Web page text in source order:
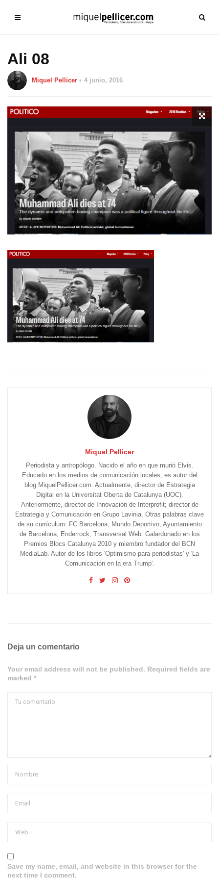
Ali 08
Miquel Pellicer 4 junio, 2016
Miquel Pellicer
Periodista y antropólogo. Nacido el año en que murió Elvis.
Educado en los medios de comunicación locales, es autor del
blog MiquelPellicer.com. Actualmente, director de Estrategia
Digital en la Universitat Oberta de Catalunya (UOC).
Anteriormente, director de Innovación de Interprofit; director de
Estrategia y Comunicación en Grupo Lavinia. Otras palabras clave
de su currículum: FC Barcelona, Mundo Deportivo, Ayuntamiento
de Barcelona, Enderrock, Transversal Web. Galardonado en los
Premios Blocs Catalunya 2010 y miembro fundador del BCN
MediaLab. Autor de los libros 'Optimismo para periodistas' y 'La
Comunicación en la era Trump'.
Deja un comentario
Your email address will not be published. Required fields are
marked *
Save my name, email, and website in this browser for the
next time I comment.